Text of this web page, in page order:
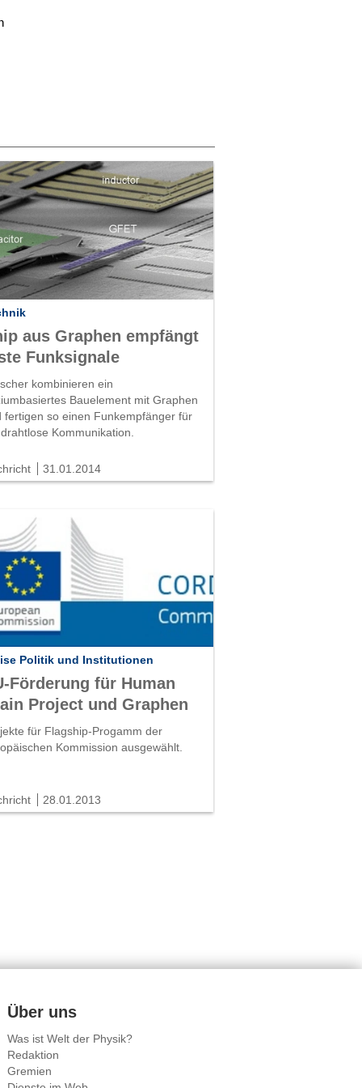
aus Graphen empfängt
Funksignale
kombinieren ein
Bauelement mit Graphen
fertigen so einen Funkempfänger für
Kommunikation.
31.01.2014
Politik und Institutionen
Förderung für Human
Project und Graphen
für Flagship-Progamm der
Kommission ausgewählt.
28.01.2013
Über uns
Was ist Welt der Physik?
Redaktion
Gremien